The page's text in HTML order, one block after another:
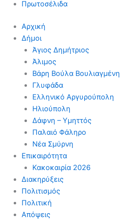
Πρωτοσέλιδα
Αρχική
Δήμοι
Άγιος Δημήτριος
Άλιμος
Βάρη Βούλα Βουλιαγμένη
Γλυφάδα
Ελληνικό Αργυρούπολη
Ηλιούπολη
Δάφνη – Υμηττός
Παλαιό Φάληρο
Νέα Σμύρνη
Επικαιρότητα
Κακοκαιρία 2026
Διακηρύξεις
Πολιτισμός
Πολιτική
Απόψεις